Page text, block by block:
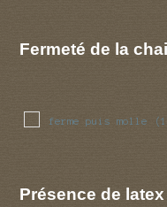
Fermeté de la
ferme puis molle
Présence de